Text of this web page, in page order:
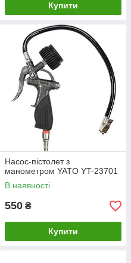
Купити
Насос-пістолет з
манометром YATO YT-23701
В наявності
550 ₴
Купити